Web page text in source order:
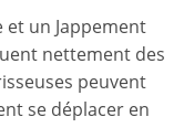
et un Jappement
nettement des
peuvent
se déplacer en